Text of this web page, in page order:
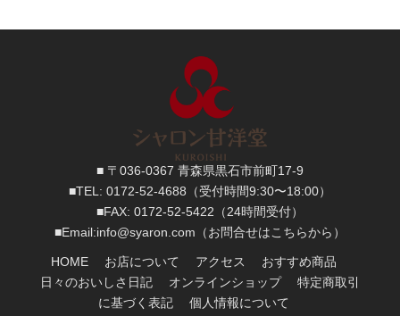
■ 〒036-0367 青森県黒石市前町17-9
■TEL: 0172-52-4688 （受付時間9:30〜18:00）
■FAX: 0172-52-5422 （24時間受付）
■Email:info@syaron.com （お問合せはこちらから）
HOME お店について アクセス
おすすめ商品
日々のおいしさ日記
オンラインショップ
特定商取引
に基づく表記
個人情報について